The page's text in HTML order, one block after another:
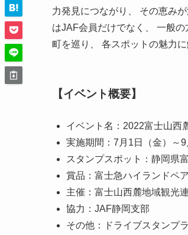
力発見につながり、 その恵み
はJAF会員だけでなく、 一般
町を巡り、 各スポットの魅力
【イベント概要】
イベント名：2022富士山西
実施期間：7月1日（金）～9
スタンプスポット：静岡県
賞品：富士急ハイランドペ
主催：富士山西麓地域観光
協力：JAF静岡支部
その他：ドライブスタンプ